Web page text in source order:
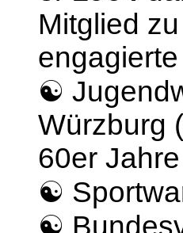
Mitglied
☯
Würzburg
60er Jahre
☯
☯